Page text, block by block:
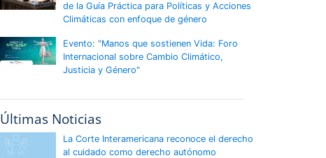
de la Guía Práctica para Políticas y Acciones
Climáticas con enfoque de género
Evento: "Manos que sostienen Vida: Foro
Internacional sobre Cambio Climático,
Justicia y Género"
Últimas Noticias
La Corte Interamericana reconoce el derecho
al cuidado como derecho autónomo